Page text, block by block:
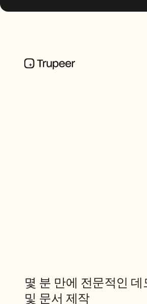
몇 분 만에 전문적인
및 문서 제작